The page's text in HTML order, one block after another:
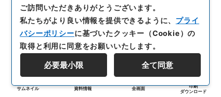
サムネイル 資料情報 全画面
印刷
ダウンロード
ご訪問いただきありがとうございます。
私たちがより良い情報を提供できるように、 プライ
バシーポリシーに基づいたクッキー（Cookie）の
取得と利用に同意をお願いいたします。
必要最小限 全て同意